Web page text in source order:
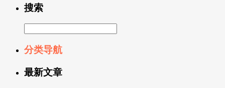
搜索
分类导航
最新文章